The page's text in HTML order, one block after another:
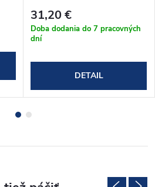
31,20 €
Doba dodania do 7 pracovných
dní
DETAIL